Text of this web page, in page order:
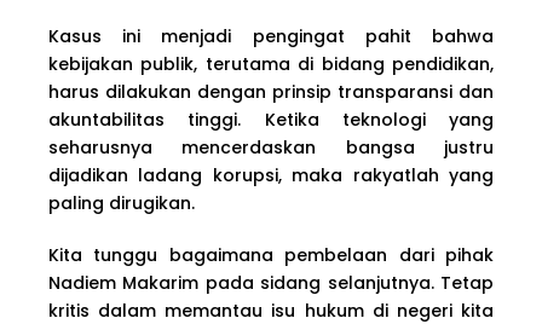
Kasus ini menjadi pengingat pahit bahwa
kebijakan publik, terutama di bidang pendidikan,
harus dilakukan dengan prinsip transparansi dan
akuntabilitas tinggi. Ketika teknologi yang
seharusnya mencerdaskan bangsa justru
dijadikan ladang korupsi, maka rakyatlah yang
paling dirugikan.
Kita tunggu bagaimana pembelaan dari pihak
Nadiem Makarim pada sidang selanjutnya. Tetap
kritis dalam memantau isu hukum di negeri kita